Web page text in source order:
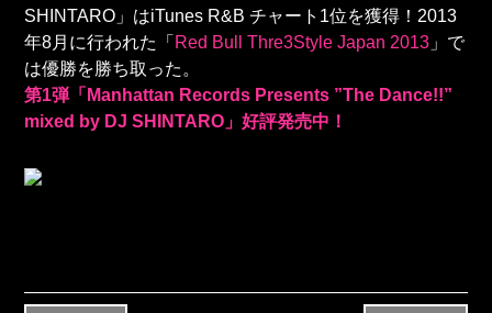
SHINTARO」はiTunes R&B チャート1位を獲得！2013
年8月に行われた「 Red Bull Thre3Style Japan 2013 」で
は優勝を勝ち取った。
第1弾「Manhattan Records Presents ”The Dance!!”
mixed by DJ SHINTARO」好評発売中！